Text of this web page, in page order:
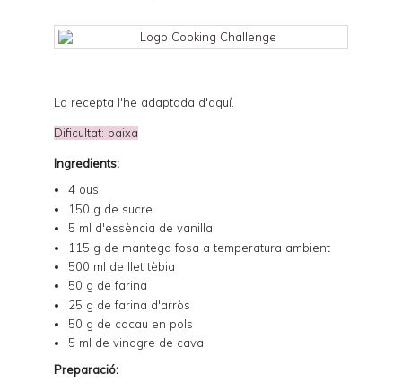
La recepta l'he adaptada d'aquí.
Dificultat: baixa
Ingredients:
4 ous
150 g de sucre
5 ml d'essència de vanilla
115 g de mantega fosa a temperatura ambient
500 ml de llet tèbia
50 g de farina
25 g de farina d'arròs
50 g de cacau en pols
5 ml de vinagre de cava
Preparació: